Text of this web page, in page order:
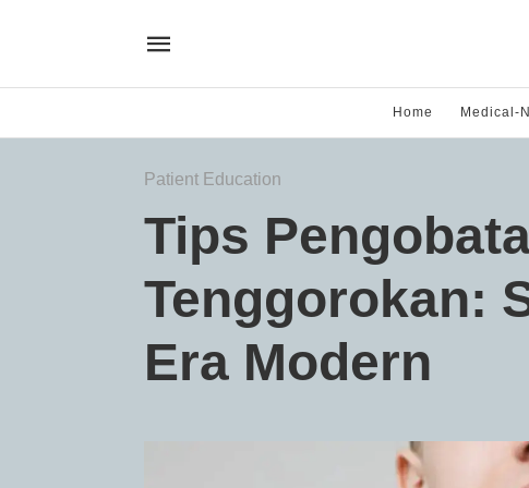
Home Medical-
Patient Education
Tips
Tenggorokan:
Era Modern